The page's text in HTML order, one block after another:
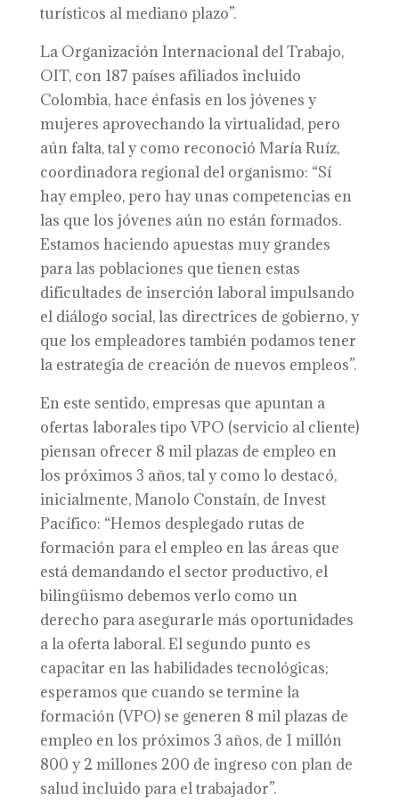
turísticos al mediano plazo”.
La Organización Internacional del Trabajo,
OIT, con 187 países afiliados incluido
Colombia, hace énfasis en los jóvenes y
mujeres aprovechando la virtualidad, pero
aún falta, tal y como reconoció María Ruíz,
coordinadora regional del organismo: “Sí
hay empleo, pero hay unas competencias en
las que los jóvenes aún no están formados.
Estamos haciendo apuestas muy grandes
para las poblaciones que tienen estas
dificultades de inserción laboral impulsando
el diálogo social, las directrices de gobierno, y
que los empleadores también podamos tener
la estrategia de creación de nuevos empleos”.
En este sentido, empresas que apuntan a
ofertas laborales tipo VPO (servicio al cliente)
piensan ofrecer 8 mil plazas de empleo en
los próximos 3 años, tal y como lo destacó,
inicialmente, Manolo Constaín, de Invest
Pacífico: “Hemos desplegado rutas de
formación para el empleo en las áreas que
está demandando el sector productivo, el
bilingüismo debemos verlo como un
derecho para asegurarle más oportunidades
a la oferta laboral. El segundo punto es
capacitar en las habilidades tecnológicas;
esperamos que cuando se termine la
formación (VPO) se generen 8 mil plazas de
empleo en los próximos 3 años, de 1 millón
800 y 2 millones 200 de ingreso con plan de
salud incluido para el trabajador”.